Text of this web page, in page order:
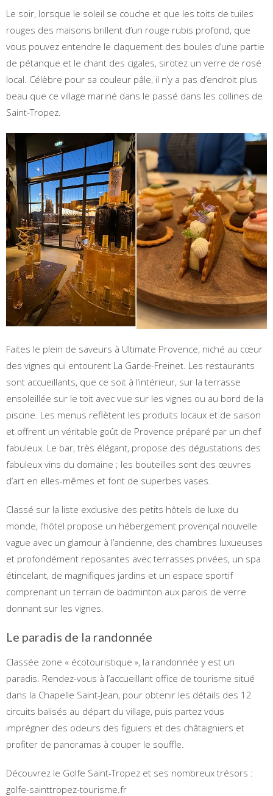
Le soir, lorsque le soleil se couche et que les toits de tuiles
rouges des maisons brillent d’un rouge rubis profond, que
vous pouvez entendre le claquement des boules d’une partie
de pétanque et le chant des cigales, sirotez un verre de rosé
local. Célèbre pour sa couleur pâle, il n’y a pas d’endroit plus
beau que ce village mariné dans le passé dans les collines de
Saint-Tropez.
Faites le plein de saveurs à Ultimate Provence, niché au cœur
des vignes qui entourent La Garde-Freinet. Les restaurants
sont accueillants, que ce soit à l’intérieur, sur la terrasse
ensoleillée sur le toit avec vue sur les vignes ou au bord de la
piscine. Les menus reflètent les produits locaux et de saison
et offrent un véritable goût de Provence préparé par un chef
fabuleux. Le bar, très élégant, propose des dégustations des
fabuleux vins du domaine ; les bouteilles sont des œuvres
d’art en elles-mêmes et font de superbes vases.
Classé sur la liste exclusive des petits hôtels de luxe du
monde, l’hôtel propose un hébergement provençal nouvelle
vague avec un glamour à l’ancienne, des chambres luxueuses
et profondément reposantes avec terrasses privées, un spa
étincelant, de magnifiques jardins et un espace sportif
comprenant un terrain de badminton aux parois de verre
donnant sur les vignes.
Le paradis de la randonnée
Classée zone « écotouristique », la randonnée y est un
paradis. Rendez-vous à l’accueillant office de tourisme situé
dans la Chapelle Saint-Jean, pour obtenir les détails des 12
circuits balisés au départ du village, puis partez vous
imprégner des odeurs des figuiers et des châtaigniers et
profiter de panoramas à couper le souffle.
Découvrez le Golfe Saint-Tropez et ses nombreux trésors :
golfe-sainttropez-tourisme.fr